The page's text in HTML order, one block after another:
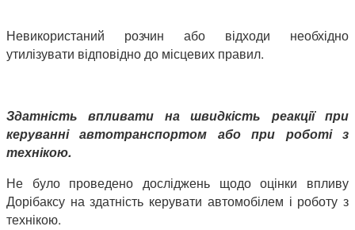
Невикористаний розчин або відходи необхідно
утилізувати відповідно до місцевих правил.
Здатність впливати на швидкість реакції при
керуванні автотранспортом або при роботі з
технікою.
Не було проведено досліджень щодо оцінки впливу
Дорібаксу на здатність керувати автомобілем і роботу з
технікою.